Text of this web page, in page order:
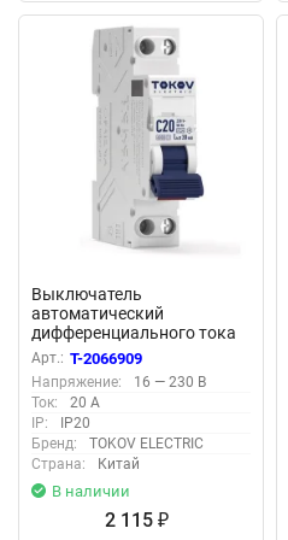
Выключатель
автоматический
дифференциального тока
2п (1P+N) C 20А 30мА тип
AС 6кА PRIZMA 18мм
TOKOV ELECTRIC TKE-PZ60-
RCBO-1-20-30-AС
Арт.: T-2066909
Напряжение:
16 — 230 В
Ток:
20 А
IP:
IP20
Бренд:
TOKOV ELECTRIC
Страна:
Китай
В наличии
2 115 ₽